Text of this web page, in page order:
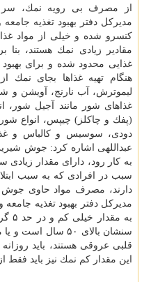
از مصرف بی رویه نمك، سر
مدیركل دفتر بهبود تغذیه
كنسرو شده و خیلی از مواد
مقادیر زیادی نمك هستند،
غذایی محدود شده و برای
هنگام تهیه غذاها بجای نمك
لیموترش، آب نارنج، آویشن و
غذاهای شور مانند آجیل شور،
(پفك و چاكلز) چیپس، انواع
دودی، سوسیس و كالباس و
عبداللهی اشاره كرد: جوش
به كار رود، دارای مقدار
سبب در افرادی كه به سبب
دارند، مصرف مواد حاوی جوش
مدیركل دفتر بهبود تغذیه
به
سنشان بالای ۵۰ سال
این مقدار كم نمك نیز باید فقط